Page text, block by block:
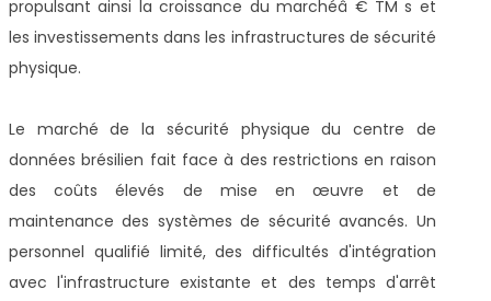
propulsant ainsi la croissance du marchéâ € TM s et
les investissements dans les infrastructures de sécurité
physique.
Le marché de la sécurité physique du centre de
données brésilien fait face à des restrictions en raison
des coûts élevés de mise en œuvre et de
maintenance des systèmes de sécurité avancés. Un
personnel qualifié limité, des difficultés d'intégration
avec l'infrastructure existante et des temps d'arrêt